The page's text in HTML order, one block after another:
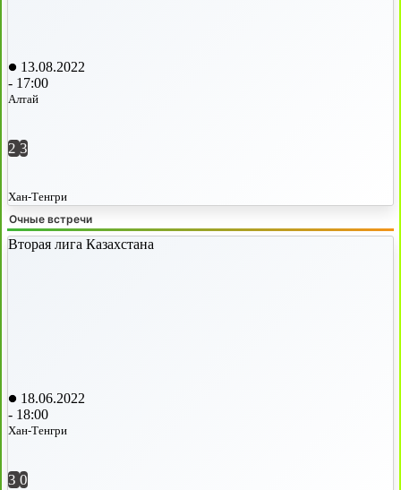
13.08.2022
- 17:00
Алтай
2 3
Хан-Тенгри
Очные встречи
Вторая лига Казахстана
18.06.2022
- 18:00
Хан-Тенгри
3 0